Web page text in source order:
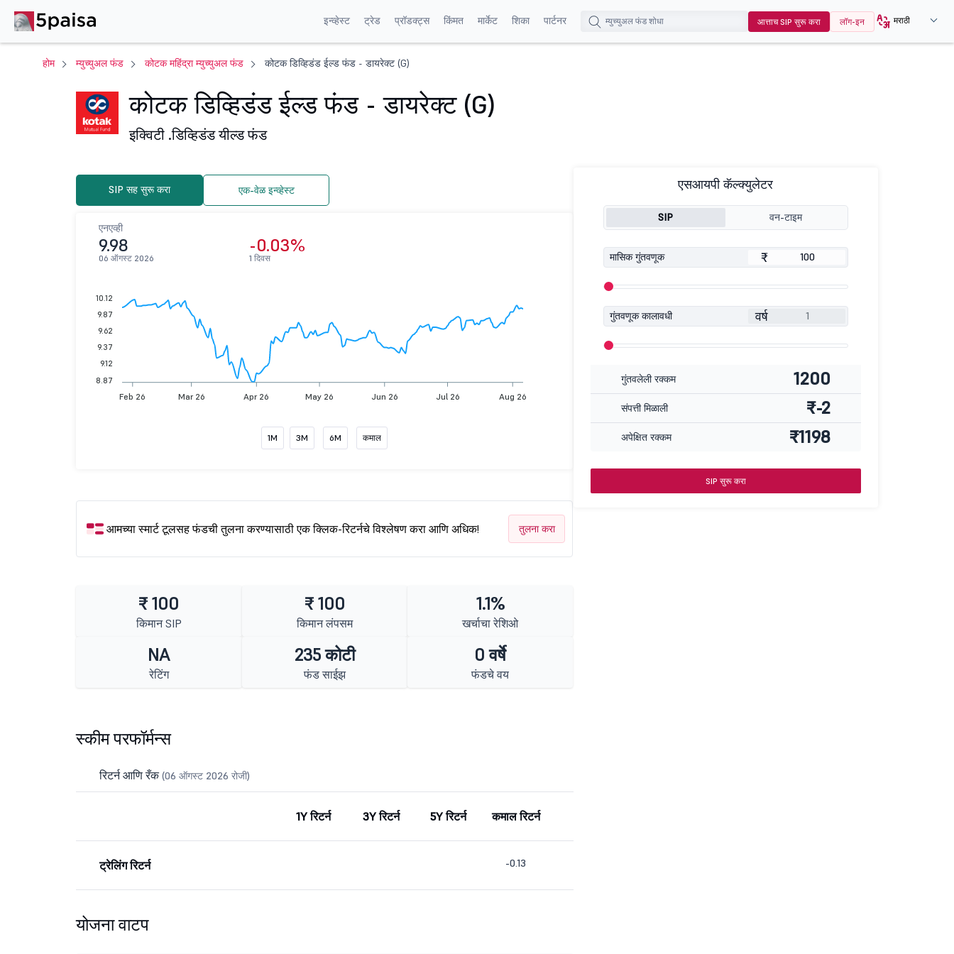
इन्व्हेस्ट ट्रेड प्रॉडक्ट्स किंमत मार्केट शिका पार्टनर आत्ताच SIP सुरू करा लॉग-इन मराठी
होम म्युच्युअल फंड कोटक महिंद्रा म्युच्युअल फंड कोटक डिव्हिडंड ईल्ड फंड - डायरेक्ट (G)
कोटक डिव्हिडंड ईल्ड फंड - डायरेक्ट (G)
इक्विटी .डिव्हिडंड यील्ड फंड
SIP सह सुरू करा एक-वेळ इन्व्हेस्ट
एनएव्ही
9.98
06 ऑगस्ट 2026
-0.03%
1 दिवस
Feb 26 Mar 26 Apr 26 May 26 Jun 26 Jul 26 Aug 26
10.12
9.87
9.62
9.37
9.12
8.87
1M 3M 6M कमाल
आमच्या स्मार्ट टूलसह फंडची तुलना करण्यासाठी एक क्लिक-रिटर्नचे विश्लेषण करा आणि अधिक! तुलना करा
₹ 100
किमान SIP
₹ 100
किमान लंपसम
1.1%
खर्चाचा रेशिओ
NA
रेटिंग
235 कोटी
फंड साईझ
0 वर्षे
फंडचे वय
स्कीम परफॉर्मन्स
रिटर्न आणि रँक(06 ऑगस्ट 2026 रोजी)
1Y रिटर्न 3Y रिटर्न 5Y रिटर्न कमाल रिटर्न
ट्रेलिंग रिटर्न -0.13
योजना वाटप
एसआयपी कॅल्क्युलेटर
SIP वन-टाइम
मासिक गुंतवणूक ₹
गुंतवणूक कालावधी वर्ष
गुंतवलेली रक्कम 1200
संपत्ती मिळाली ₹-2
अपेक्षित रक्कम ₹1198
SIP सुरू करा